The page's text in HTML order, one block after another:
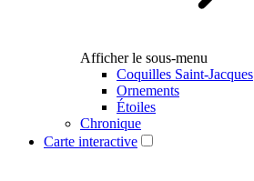
Afficher le sous-menu
Coquilles Saint-Jacques
Ornements
Étoiles
Chronique
Carte interactive